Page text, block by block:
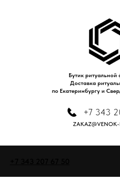
Бутик ритуальной
Доставка
по Екатеринбургу и
+7 343
ZAKAZ@VENOK-